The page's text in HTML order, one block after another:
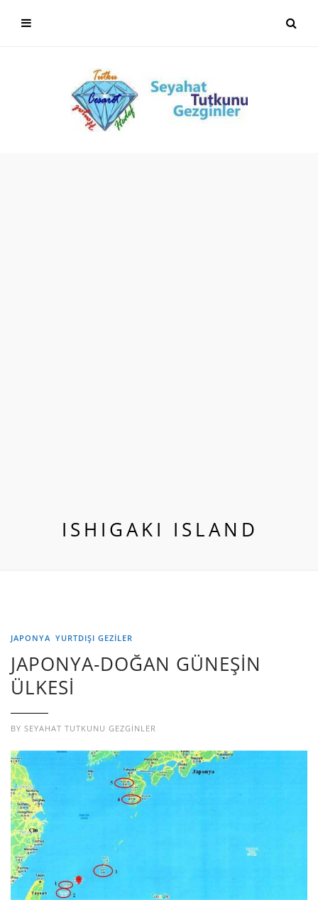
ISHIGAKI ISLAND
JAPONYA YURTDIŞI GEZILER
JAPONYA-DOĞAN GÜNEŞİN
ÜLKESİ
BY SEYAHAT TUTKUNU GEZGINLER